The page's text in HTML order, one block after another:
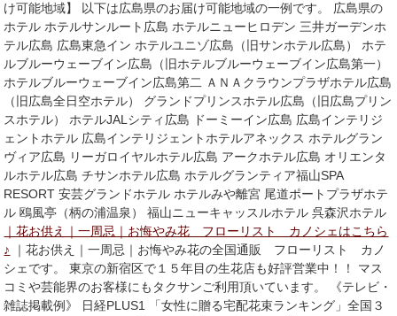
け可能地域】 以下は広島県のお届け可能地域の一例です。 広島県の
ホテル ホテルサンルート広島 ホテルニューヒロデン 三井ガーデンホ
テル広島 広島東急イン ホテルユニゾ広島（旧サンホテル広島） ホテ
ルブルーウェーブイン広島（旧ホテルブルーウェーブイン広島第一）
ホテルブルーウェーブイン広島第二 ＡＮＡクラウンプラザホテル広島
（旧広島全日空ホテル） グランドプリンスホテル広島（旧広島プリン
スホテル） ホテルJALシティ広島 ドーミーイン広島 広島インテリジ
ェントホテル 広島インテリジェントホテルアネックス ホテルグラン
ヴィア広島 リーガロイヤルホテル広島 アークホテル広島 オリエンタ
ルホテル広島 チサンホテル広島 ホテルグランティア福山SPA
RESORT 安芸グランドホテル ホテルみや離宮 尾道ポートプラザホテ
ル 鴎風亭（柄の浦温泉） 福山ニューキャッスルホテル 呉森沢ホテル
｜花お供え｜一周忌｜お悔やみ花 フローリスト カノシェはこちら
♪ ｜花お供え｜一周忌｜お悔やみ花の全国通販 フローリスト カノ
シェです。 東京の新宿区で１５年目の生花店も好評営業中！！ マス
コミや芸能界のお客様にもタクサンご利用頂いています。 《テレビ・
雑誌掲載例》 日経PLUS1 「女性に贈る宅配花束ランキング」全国３